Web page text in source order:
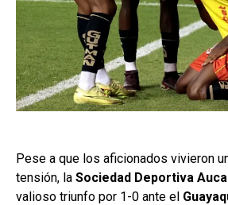
Pese a que los aficionados vivieron
tensión, la Sociedad Deportiva
valioso triunfo por 1-0 ante el